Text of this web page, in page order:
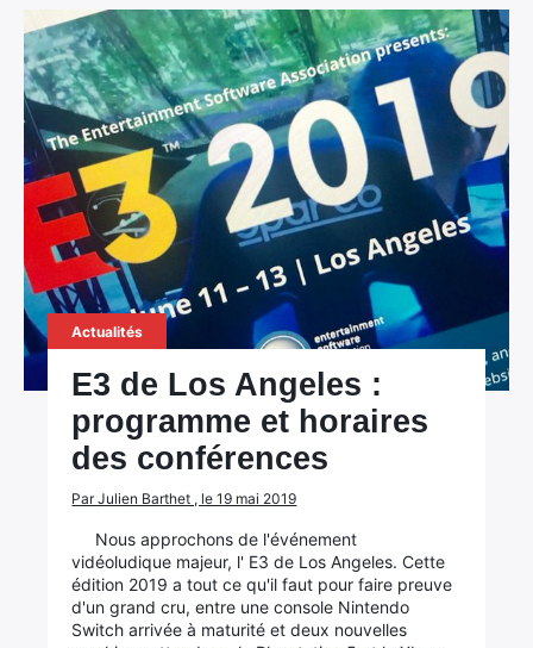
Actualités
E3 de Los Angeles :
programme et horaires
des conférences
Par Julien Barthet , le 19 mai 2019
Nous approchons de l'événement
vidéoludique majeur, l' E3 de Los Angeles. Cette
édition 2019 a tout ce qu'il faut pour faire preuve
d'un grand cru, entre une console Nintendo
Switch arrivée à maturité et deux nouvelles